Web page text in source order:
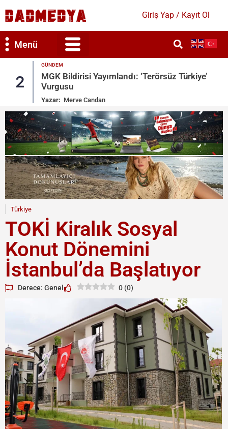
Giriş Yap / Kayıt Ol
Menü
2
GÜNDEM
MGK Bildirisi Yayımlandı: ‘Terörsüz Türkiye’
Vurgusu
Yazar: Merve Candan
Türkiye
TOKİ Kiralık Sosyal
Konut Dönemini
İstanbul’da Başlatıyor
Derece: Genel 0 (0)